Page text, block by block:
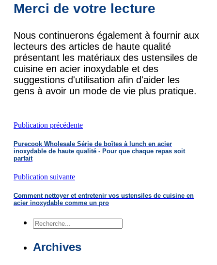
Merci de votre lecture
Nous continuerons également à fournir aux
lecteurs des articles de haute qualité
présentant les matériaux des ustensiles de
cuisine en acier inoxydable et des
suggestions d'utilisation afin d'aider les
gens à avoir un mode de vie plus pratique.
Publication précédente
Purecook Wholesale Série de boîtes à lunch en acier
inoxydable de haute qualité - Pour que chaque repas soit
parfait
Publication suivante
Comment nettoyer et entretenir vos ustensiles de cuisine en
acier inoxydable comme un pro
Recherche
Archives